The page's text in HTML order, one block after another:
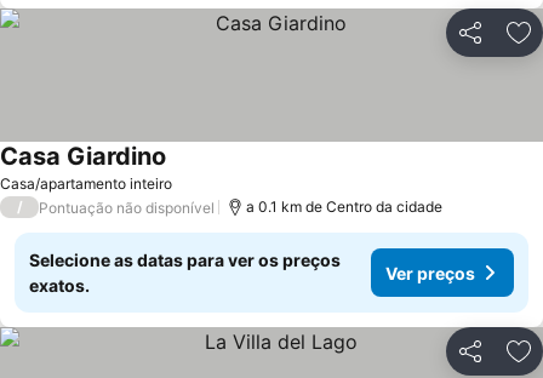
Partilhar
Casa/apartamento inteiro
Casa Giardino
/ Pontuação não disponível a 0.1 km de Centro da cidade
Selecione as datas para ver os preços
exatos.
Ver preços
Partilhar